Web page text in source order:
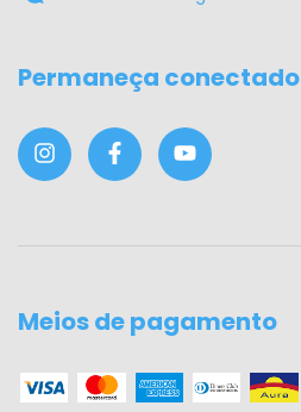
Permaneça conectado
Meios de pagamento